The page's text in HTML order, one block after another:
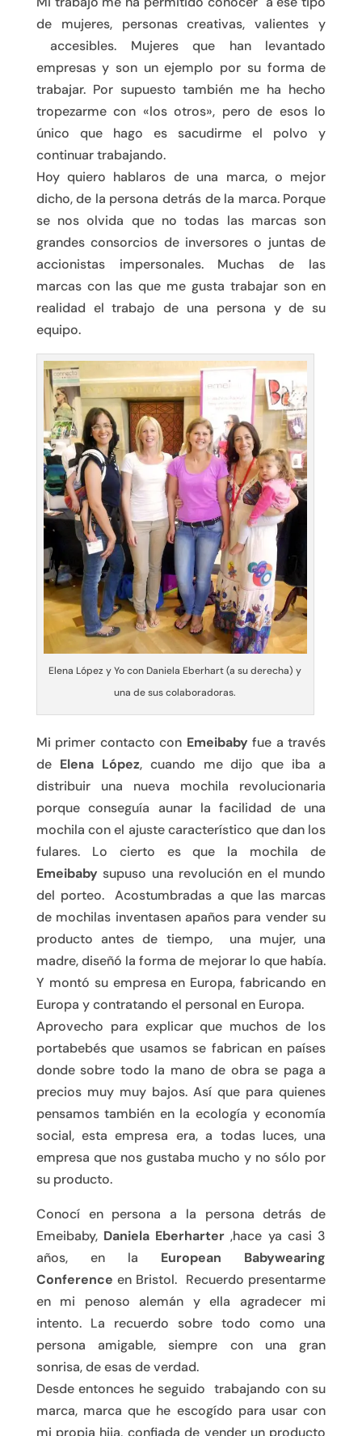
de mujeres, personas creativas, valientes y
accesibles. Mujeres que han levantado
empresas y son un ejemplo por su forma de
trabajar. Por supuesto también me ha hecho
tropezarme con «los otros», pero de esos lo
único que hago es sacudirme el polvo y
continuar trabajando.
Hoy quiero hablaros de una marca, o mejor
dicho, de la persona detrás de la marca. Porque
se nos olvida que no todas las marcas son
grandes consorcios de inversores o juntas de
accionistas impersonales. Muchas de las
marcas con las que me gusta trabajar son en
realidad el trabajo de una persona y de su
equipo.
Elena López y Yo con Daniela Eberhart (a su derecha) y
una de sus colaboradoras.
Mi primer contacto con Emeibaby fue a través
de Elena López, cuando me dijo que iba a
distribuir una nueva mochila revolucionaria
porque conseguía aunar la facilidad de una
mochila con el ajuste característico que dan los
fulares. Lo cierto es que la mochila de
Emeibaby supuso una revolución en el mundo
del porteo. Acostumbradas a que las marcas
de mochilas inventasen apaños para vender su
producto antes de tiempo, una mujer, una
madre, diseñó la forma de mejorar lo que había.
Y montó su empresa en Europa, fabricando en
Europa y contratando el personal en Europa.
Aprovecho para explicar que muchos de los
portabebés que usamos se fabrican en países
donde sobre todo la mano de obra se paga a
precios muy muy bajos. Así que para quienes
pensamos también en la ecología y economía
social, esta empresa era, a todas luces, una
empresa que nos gustaba mucho y no sólo por
su producto.
Conocí en persona a la persona detrás de
Emeibaby, Daniela Eberharter ,hace ya casi 3
años, en la European Babywearing
Conference en Bristol. Recuerdo presentarme
en mi penoso alemán y ella agradecer mi
intento. La recuerdo sobre todo como una
persona amigable, siempre con una gran
sonrisa, de esas de verdad.
Desde entonces he seguido trabajando con su
marca, marca que he escogído para usar con
mi propia hija, confiada de vender un producto